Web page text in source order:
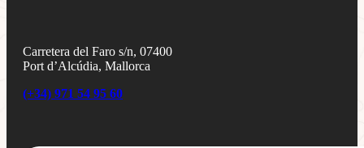
Carretera del Faro s/n, 07400
Port d’Alcúdia, Mallorca
(+34) 971 54 95 60